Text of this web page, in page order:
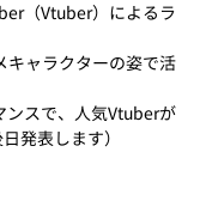
（Vtuber）によるラ
キャラクターの姿で活
ンスで、人気Vtuberが
発表します）